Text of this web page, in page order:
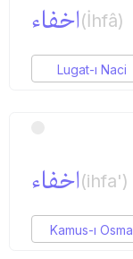
اخفاء(İhfâ)
Lugat-ı Naci
اخفاء(ihfa')
Kamus-ı